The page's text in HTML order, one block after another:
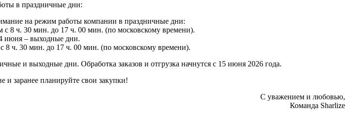
в праздничные дни:
на режим работы компании в праздничные дни:
с 8 ч. 30 мин. до 17 ч. 00 мин. (по московскому времени).
июня – выходные дни.
ч. 30 мин. до 17 ч. 00 мин. (по московскому времени).
и выходные дни. Обработка заказов и отгрузка начнутся с 15 июня 2026 года.
и заранее планируйте свои закупки!
С уважением и любовью,
Команда Sharlize